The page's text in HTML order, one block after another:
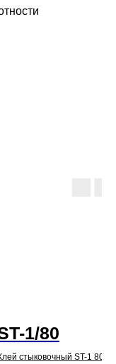
1/80
стыковочный ST-1 80 мл